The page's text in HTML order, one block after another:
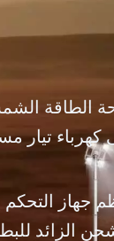
الطاقة
كهرباء تيار
جهاز التحكم
الزائد